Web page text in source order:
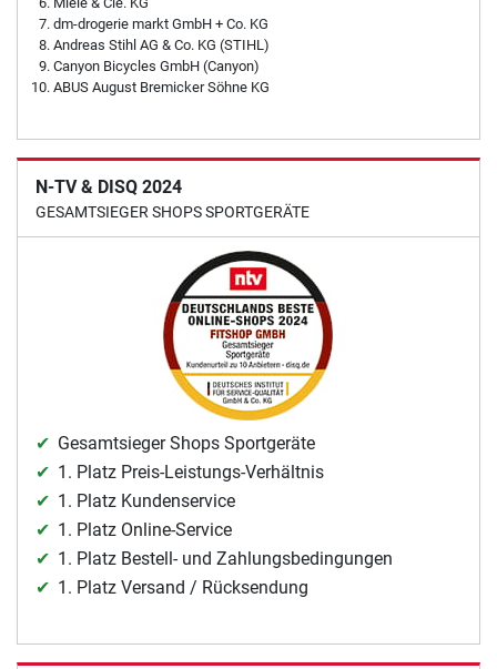
dm-drogerie markt GmbH + Co. KG
Andreas Stihl AG & Co. KG (STIHL)
Canyon Bicycles GmbH (Canyon)
ABUS August Bremicker Söhne KG
N-TV & DISQ 2024
GESAMTSIEGER SHOPS SPORTGERÄTE
Gesamtsieger Shops Sportgeräte
1. Platz Preis-Leistungs-Verhältnis
1. Platz Kundenservice
1. Platz Online-Service
1. Platz Bestell- und Zahlungsbedingungen
1. Platz Versand / Rücksendung